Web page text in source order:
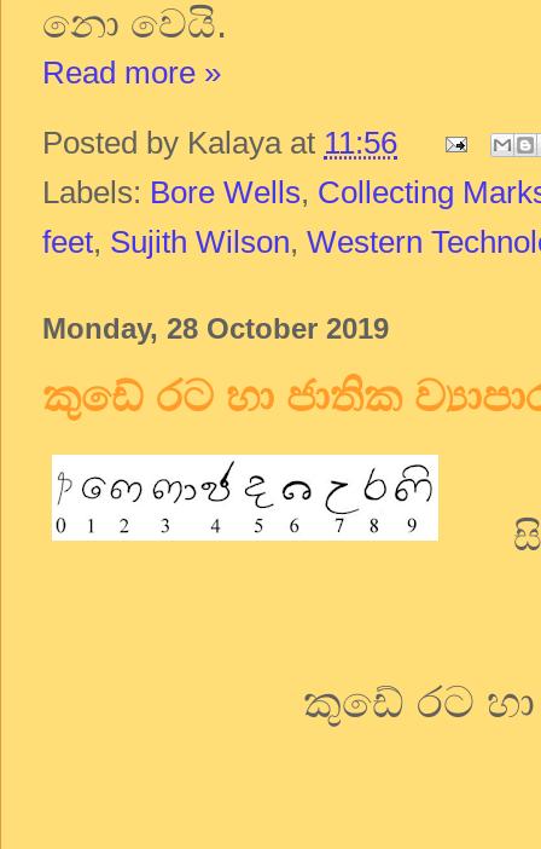
නො වෙයි.
Read more »
Posted by Kalaya at 11:56
Labels: Bore Wells, Collecting
feet, Sujith Wilson, Western
Monday, 28 October 2019
කුඩේ රට හා ජාතික
කුඩේ රට හා